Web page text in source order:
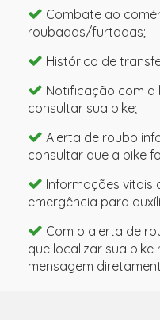
Combate ao
roubadas/furtadas;
Histórico de
Notificação com a
consultar sua bike;
Alerta de roubo
consultar que a bike
Informações vitais
emergência para
Com o alerta de
que localizar sua
mensagem